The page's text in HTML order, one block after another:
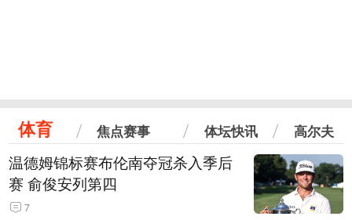
体育 焦点赛事 体坛快讯 高尔夫
温德姆锦标赛布伦南夺冠杀入季后
赛 俞俊安列第四
7